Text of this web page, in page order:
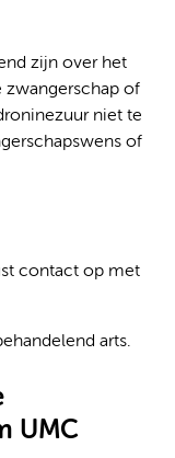
zijn over het
zwangerschap of
niet te
of
contact op met
arts.
UMC